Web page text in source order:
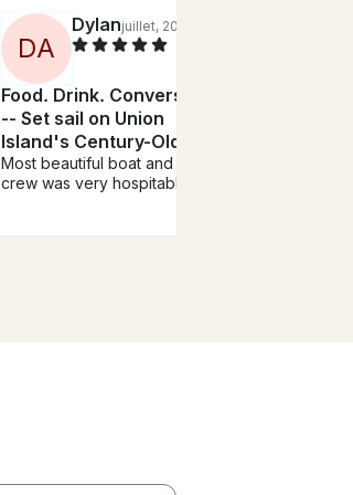
DA
Dylanjuillet, 2026
Food. Drink. Conversation
-- Set sail on Union
Island's Century-Old
Yacht
Most beautiful boat and the
crew was very hospitable